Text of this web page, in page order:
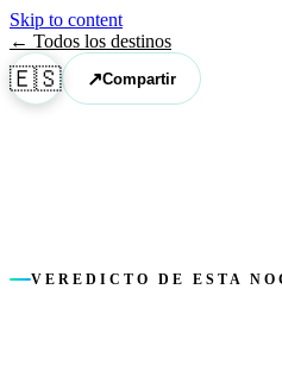
Skip to content
← Todos los destinos
🇪🇸 ↗Compartir
VEREDICTO DE ESTA